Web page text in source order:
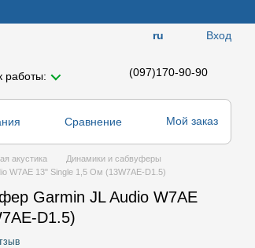
ru Вход
работы: (097)170-90-90
Сравнение Мой заказ
акустика
Динамики и сабвуферы
W7AE 13" Single 1,5 Ом (13W7AE-D1.5)
Garmin JL Audio W7AE
D1.5)